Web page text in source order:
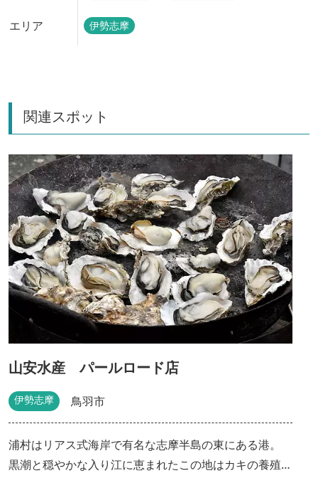
エリア 伊勢志摩
関連スポット
山安水産 パールロード店
伊勢志摩 鳥羽市
浦村はリアス式海岸で有名な志摩半島の東にある港。
黒潮と穏やかな入り江に恵まれたこの地はカキの養殖に